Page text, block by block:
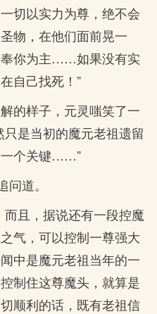
切以实力为尊，绝不会
物，在他们面前晃一
奉你为主……如果没有实
自己找死！”
的样子，元灵嗤笑了一
是当初的魔元老祖遗留
一个关键……”
道。
且，据说还有一段控魔
气，可以控制一尊强大
中是魔元老祖当年的一
制住这尊魔头，就算是
顺利的话，既有老祖信